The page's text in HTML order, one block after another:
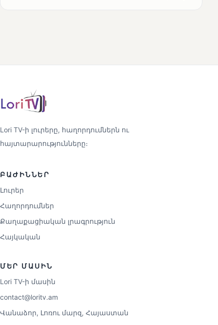
Lori TV-ի լուրերը, հաղորդումներն ու
հայտարարությունները։
ԲԱԺԻՆՆԵՐ
Լուրեր
Հաղորդումներ
Քաղաքացիական լրագրություն
Հայկական
ՄԵՐ ՄԱՍԻՆ
Lori TV-ի մասին
contact@loritv.am
Վանաձոր, Լոռու մարզ, Հայաստան